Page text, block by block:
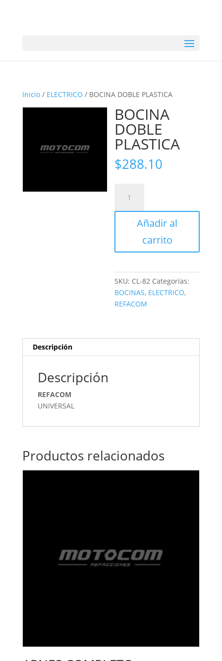
Inicio/ ELECTRICO / BOCINA DOBLE PLASTICA
BOCINA
DOBLE
PLASTICA
$288.10
DOBLE
PLASTICA
cantidadAñadir al
carrito
SKU: CL-82 Categorías:
BOCINAS, ELECTRICO,
REFACOM
Descripción
Descripción
REFACOM
UNIVERSAL
Productos relacionados